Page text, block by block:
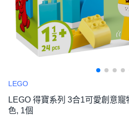
LEGO
LEGO 得寶系列 3合1可愛創意寵
色, 1個